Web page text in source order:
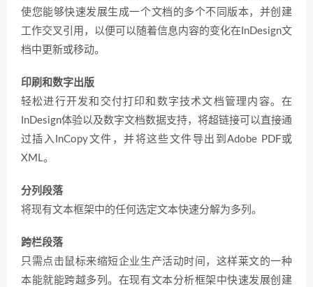
使您能够快速发展生成一个文档的多个不同版本，并创建
工作交叉引用，以便可以随着信息内容的变化在InDesign文
档中更新或移动。
印刷和数字出版
轻松进行开发和交付打印和数字技术文档管理内容。在
InDesign体验以及数字文档数据支持，将超链接可以直接通
过插入InCopy文件，并将这些文件导出到Adobe PDF或
XML。
分列段落
将现有文本框架中的任何选定文本快速分解为多列。
跨栏段落
只需点击鼠标来缩短企业生产活动时间，这样莱文的一种
本能就能跨越多列。在现有文本分析框架中快速发展创建